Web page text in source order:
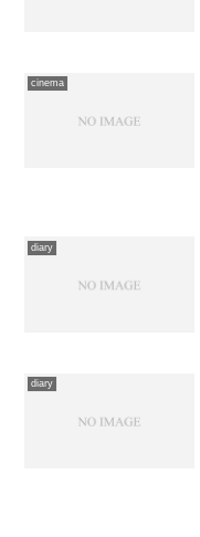
cinema
diary
diary